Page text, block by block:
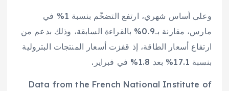
وعلى أساس شهري، ارتفع التضخّم بنسبة 1% في
مارس، مقارنة بـ0.9% بالقراءة السابقة، وذلك بدعم من
ارتفاع أسعار الطاقة، إذ قفزت أسعار المنتجات البترولية
بنسبة 17.1% بعد 1.8% في فبراير.
Data from the French National Institute of